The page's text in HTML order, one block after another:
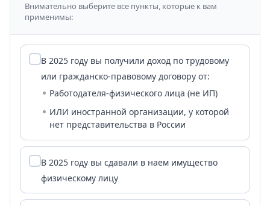
Внимательно выберите все пункты, которые к вам
применимы:
В 2025 году вы получили доход по трудовому
или гражданско-правовому договору от:
Работодателя-физического лица (не ИП)
ИЛИ иностранной организации, у которой
нет представительства в России
В 2025 году вы сдавали в наем имущество
физическому лицу